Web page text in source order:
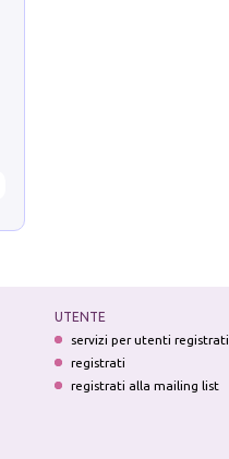
UTENTE
servizi per utenti registrati
registrati
registrati alla mailing list